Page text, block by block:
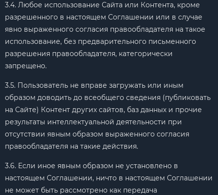
3.4. Любое использование Сайта или Контента, кроме
разрешенного в настоящем Соглашении или в случае
явно выраженного согласия правообладателя на такое
использование, без предварительного письменного
разрешения правообладателя, категорически
запрещено.
3.5. Пользователь не вправе загружать или иным
образом доводить до всеобщего сведения (публиковать
на Сайте) Контент других сайтов, баз данных и прочие
результаты интеллектуальной деятельности при
отсутствии явным образом выраженного согласия
правообладателя на такие действия.
3.6. Если иное явным образом не установлено в
настоящем Соглашении, ничто в настоящем Соглашении
не может быть рассмотрено как передача